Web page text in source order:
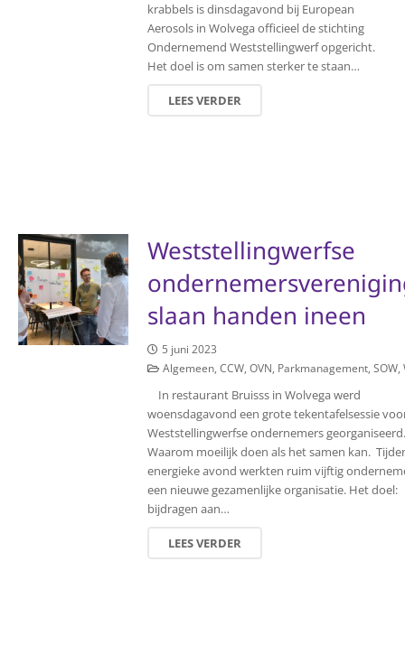
krabbels is dinsdagavond bij European
Aerosols in Wolvega officieel de stichting
Ondernemend Weststellingwerf opgericht.
Het doel is om samen sterker te staan…
LEES VERDER
Weststellingwerfse
slaan handen ineen
5 juni 2023
Algemeen,CCW,OVN, Parkmanagement,SOW,
In restaurant Bruisss in Wolvega werd
woensdagavond een grote tekentafelsessie
Weststellingwerfse ondernemers georganiseerd.
Waarom moeilijk doen als het samen kan.
energieke avond werkten ruim vijftig
een nieuwe gezamenlijke organisatie. Het doel:
bijdragen aan…
LEES VERDER